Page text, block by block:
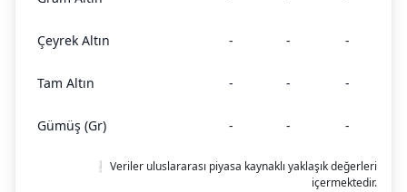
Çeyrek Altın - - -
Tam Altın - - -
Gümüş (Gr) - - -
❕ Veriler uluslararası piyasa kaynaklı yaklaşık değerleri
içermektedir.